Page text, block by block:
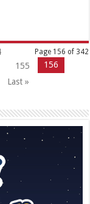
Page 156 of 342
155
156
Last »